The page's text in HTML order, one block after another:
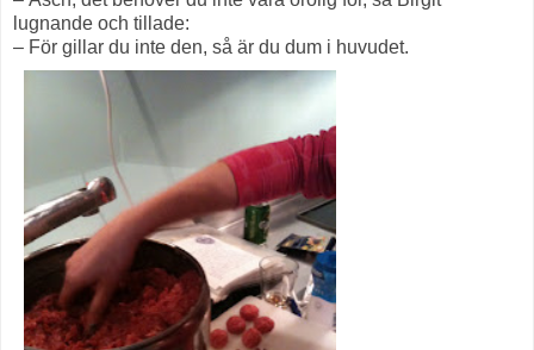
lugnande och tillade:
– För gillar du inte den, så är du dum i huvudet.